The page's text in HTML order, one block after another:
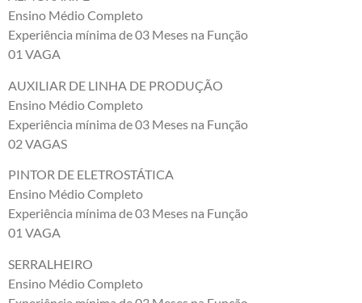
Ensino Médio Completo
Experiência mínima de 03 Meses na Função
01 VAGA
AUXILIAR DE LINHA DE PRODUÇÃO
Ensino Médio Completo
Experiência mínima de 03 Meses na Função
02 VAGAS
PINTOR DE ELETROSTÁTICA
Ensino Médio Completo
Experiência mínima de 03 Meses na Função
01 VAGA
SERRALHEIRO
Ensino Médio Completo